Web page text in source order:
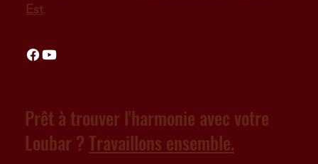
Est.
Prêt à trouver l'harmonie avec votre
Loubar ? Travaillons ensemble.